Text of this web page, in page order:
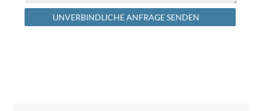
UNVERBINDLICHE ANFRAGE SENDEN
Alternative: